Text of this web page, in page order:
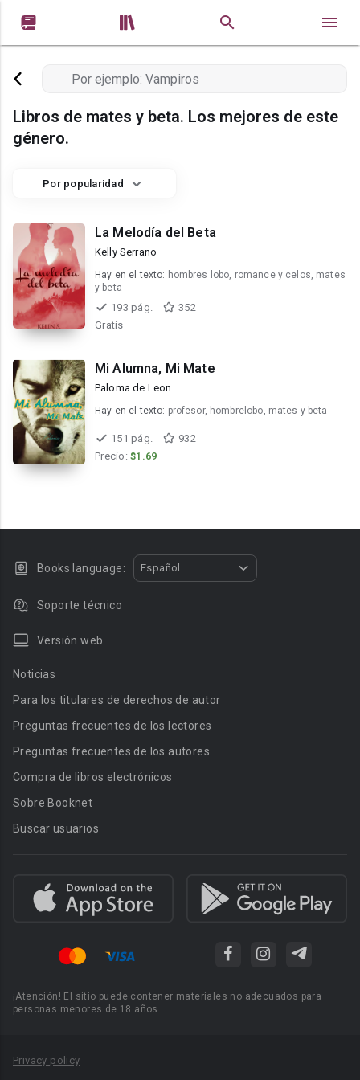
 
Libros de mates y beta. Los mejores de este
género.
Por popularidad
La Melodía del Beta
Kelly Serrano
Hay en el texto: hombres lobo, romance y celos, mates
y beta
193 pág.
352
Gratis
Mi Alumna, Mi Mate
Paloma de Leon
Hay en el texto: profesor, hombrelobo, mates y beta
151 pág.
932
Precio: $1.69
Books language: Español
Soporte técnico
Versión web
Noticias
Para los titulares de derechos de autor
Preguntas frecuentes de los lectores
Preguntas frecuentes de los autores
Compra de libros electrónicos
Sobre Booknet
Buscar usuarios
¡Atención! El sitio puede contener materiales no adecuados para
personas menores de 18 años.
Privacy policy